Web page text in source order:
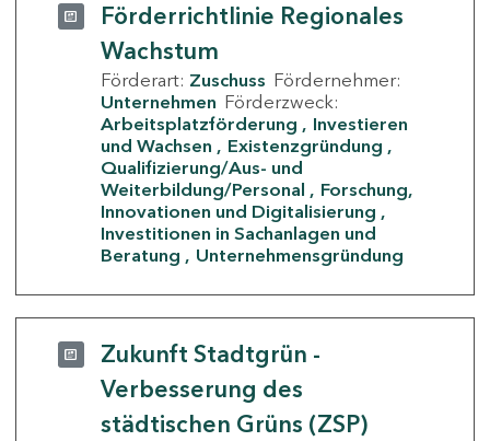
Förderrichtlinie Regionales
Wachstum
Förderart: Zuschuss Fördernehmer:
Unternehmen Förderzweck:
Arbeitsplatzförderung
Investieren
und Wachsen
Existenzgründung
Qualifizierung/Aus- und
Weiterbildung/Personal
Forschung,
Innovationen und Digitalisierung
Investitionen in Sachanlagen und
Beratung
Unternehmensgründung
Zukunft Stadtgrün -
Verbesserung des
städtischen Grüns (ZSP)